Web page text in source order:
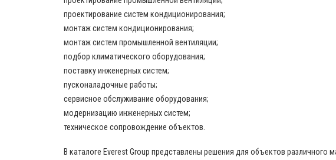
проектирование систем кондиционирования;
монтаж систем кондиционирования;
монтаж систем промышленной вентиляции;
подбор климатического оборудования;
поставку инженерных систем;
пусконаладочные работы;
сервисное обслуживание оборудования;
модернизацию инженерных систем;
техническое сопровождение объектов.
В каталоге Everest Group представлены решения для объектов